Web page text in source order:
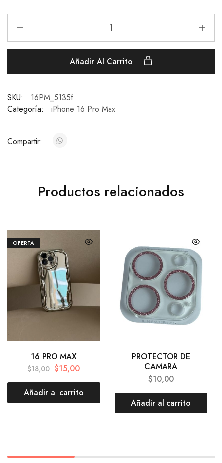
Añadir Al Carrito
SKU:
16PM_5135f
Categoría:
iPhone 16 Pro Max
Compartir:
Productos relacionados
OFERTA
16 PRO MAX
$18,00 $15,00
Añadir al carrito
PROTECTOR DE
CAMARA
$10,00
Añadir al carrito